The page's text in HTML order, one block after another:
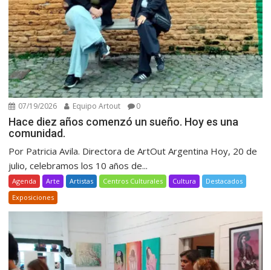
07/19/2026 Equipo Artout 0
Hace diez años comenzó un sueño. Hoy es una
comunidad.
Por Patricia Avila. Directora de ArtOut Argentina Hoy, 20 de
julio, celebramos los 10 años de...
Agenda Arte Artistas Centros Culturales Cultura
Destacados
Exposiciones